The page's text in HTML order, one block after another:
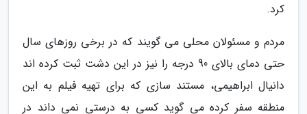
کرد.
مردم و مسئولان محلی می گویند که در برخی روزهای سال
حتی دمای بالای 90 درجه را نیز در این دشت ثبت کرده اند
دانیال ابراهیمی، مستند سازی که برای تهیه فیلم به این
منطقه سفر کرده می گوید کسی به درستی نمی داند در